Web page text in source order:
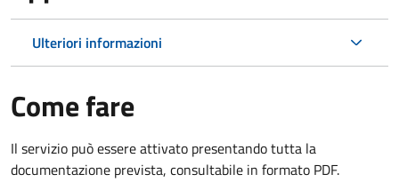
Ulteriori informazioni
Come fare
Il servizio può essere attivato presentando tutta la
documentazione prevista, consultabile in formato PDF.